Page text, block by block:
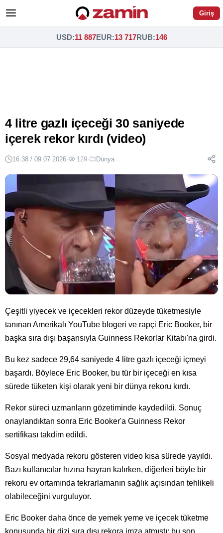
Giriş
USD:11 887EUR:13 717RUB:146
4 litre gazlı içeceği 30 saniyede
içerek rekor kırdı (video)
16:38 / 09.07.2026· 129· Dünya
Çeşitli yiyecek ve içecekleri rekor düzeyde tüketmesiyle
tanınan Amerikalı YouTube blogeri ve rapçi Eric Booker, bir
başka sıra dışı başarısıyla Guinness Rekorlar Kitabı'na girdi.
Bu kez sadece 29,64 saniyede 4 litre gazlı içeceği içmeyi
başardı. Böylece Eric Booker, bu tür bir içeceği en kısa
sürede tüketen kişi olarak yeni bir dünya rekoru kırdı.
Rekor süreci uzmanların gözetiminde kaydedildi. Sonuç
onaylandıktan sonra Eric Booker'a Guinness Rekor
sertifikası takdim edildi.
Sosyal medyada rekoru gösteren video kısa sürede yayıldı.
Bazı kullanıcılar hızına hayran kalırken, diğerleri böyle bir
rekoru ev ortamında tekrarlamanın sağlık açısından tehlikeli
olabileceğini vurguluyor.
Eric Booker daha önce de yemek yeme ve içecek tüketme
konusunda bir dizi sıra dışı rekora imza atmıştı; bu son